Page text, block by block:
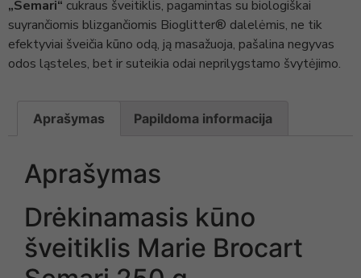
„Semari“ cukraus šveitiklis, pagamintas su biologiškai
suyrančiomis blizgančiomis Bioglitter® dalelėmis, ne tik
efektyviai šveičia kūno odą, ją masažuoja, pašalina negyvas
odos ląsteles, bet ir suteikia odai neprilygstamo švytėjimo.
Aprašymas Papildoma informacija
Aprašymas
Drėkinamasis kūno
šveitiklis Marie Brocart